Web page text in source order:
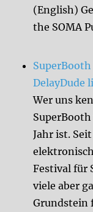
(English)
the SOMA
DelayDude
Wer uns
Jahr ist.
Festival für
viele aber
Grundstein